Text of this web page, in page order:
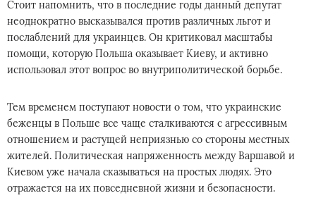
Стоит напомнить, что в последние годы данный депутат
неоднократно высказывался против различных льгот и
послаблений для украинцев. Он критиковал масштабы
помощи, которую Польша оказывает Киеву, и активно
использовал этот вопрос во внутриполитической борьбе.
Тем временем поступают новости о том, что украинские
беженцы в Польше все чаще сталкиваются с агрессивным
отношением и растущей неприязнью со стороны местных
жителей. Политическая напряженность между Варшавой и
Киевом уже начала сказываться на простых людях. Это
отражается на их повседневной жизни и безопасности.